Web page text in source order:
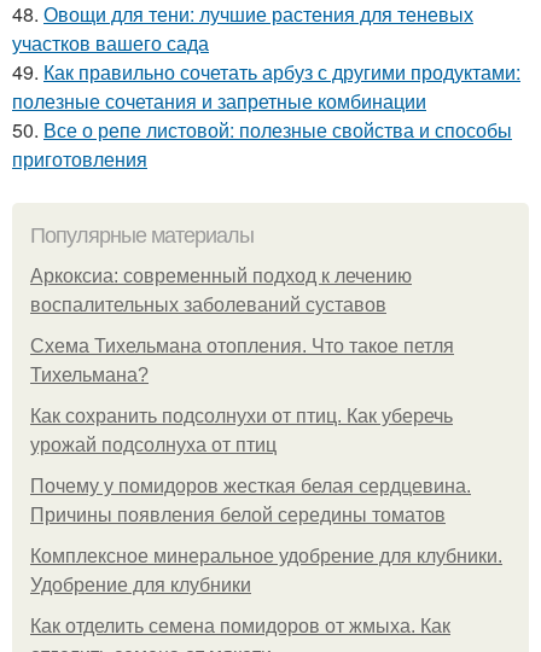
48. Овощи для тени: лучшие растения для теневых
участков вашего сада
49. Как правильно сочетать арбуз с другими продуктами:
полезные сочетания и запретные комбинации
50. Все о репе листовой: полезные свойства и способы
приготовления
Популярные материалы
Аркоксиа: современный подход к лечению
воспалительных заболеваний суставов
Схема Тихельмана отопления. Что такое петля
Тихельмана?
Как сохранить подсолнухи от птиц. Как уберечь
урожай подсолнуха от птиц
Почему у помидоров жесткая белая сердцевина.
Причины появления белой середины томатов
Комплексное минеральное удобрение для клубники.
Удобрение для клубники
Как отделить семена помидоров от жмыха. Как